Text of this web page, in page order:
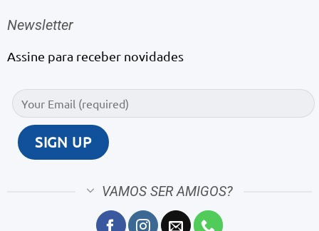
Newsletter
Assine para receber novidades
VAMOS SER AMIGOS?